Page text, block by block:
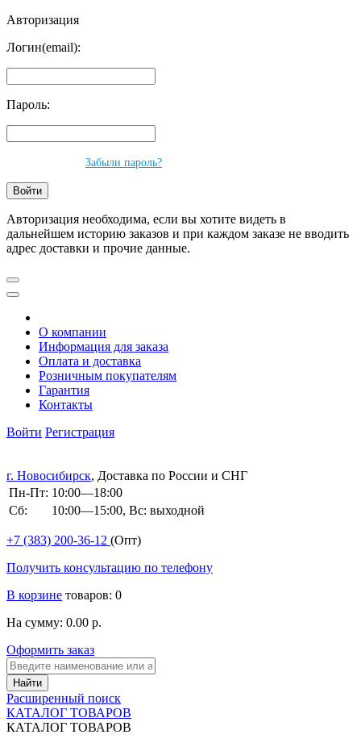
Авторизация
Логин(email):
Пароль:
Забыли пароль?
Авторизация необходима, если вы хотите видеть в
дальнейшем историю заказов и при каждом заказе не вводить
адрес доставки и прочие данные.
О компании
Информация для заказа
Оплата и доставка
Розничным покупателям
Гарантия
Контакты
Войти Регистрация
г. Новосибирск, Доставка по России и СНГ
Пн-Пт: 10:00—18:00
Сб:
10:00—15:00, Вс: выходной
+7 (383) 200-36-12 (Опт)
Получить консультацию по телефону
В корзине товаров: 0
На сумму: 0.00 р.
Оформить заказ
Расширенный поиск
КАТАЛОГ ТОВАРОВ
КАТАЛОГ ТОВАРОВ